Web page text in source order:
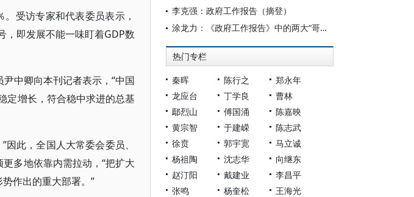
受访专家和代表委员表示，
，即发展不能一味盯着GDP数
中卿向本刊记者表示，“中国
定增长，符合稳中求进的总基
此，全国人大常委会委员、
多地依靠内需拉动，“把扩大
作出的重大部署。”
李克强：政府工作报告（摘登）
涂龙力：《政府工作报告》中的两大“哥德巴赫猜想”
热门专栏
秦晖 陈行之
郑永年
龙应台
丁学良
曹林
鄢烈山
傅国涌
陈嘉映
黄宗智
于建嵘
陈志武
徐贲
郭宇宽
马立诚
杨祖陶
沈志华
向继东
赵汀阳
戴建业
李昌平
张鸣
杨奎松
王海光